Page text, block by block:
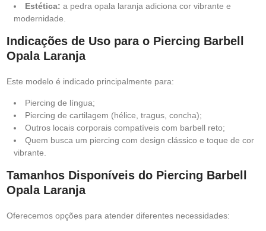
Estética: a pedra opala laranja adiciona cor vibrante e
modernidade.
Indicações de Uso para o Piercing Barbell
Opala Laranja
Este modelo é indicado principalmente para:
Piercing de língua;
Piercing de cartilagem (hélice, tragus, concha);
Outros locais corporais compatíveis com barbell reto;
Quem busca um piercing com design clássico e toque de cor
vibrante.
Tamanhos Disponíveis do Piercing Barbell
Opala Laranja
Oferecemos opções para atender diferentes necessidades: